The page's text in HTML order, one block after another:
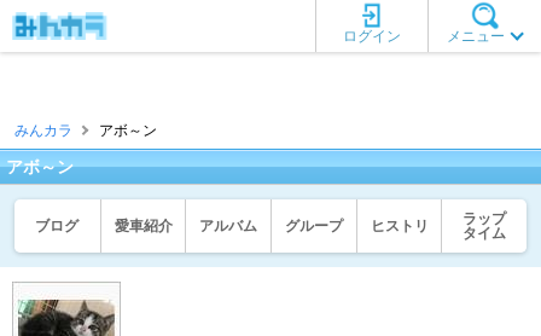
メニュー
ログイン
みんカラ アボ～ン
アボ～ン
ブログ 愛車紹介 アルバム グループ ヒストリ
ラップ
タイム